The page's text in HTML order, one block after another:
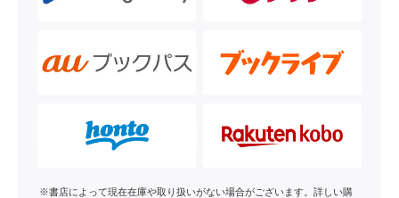
※書店によって現在在庫や取り扱いがない場合がございます。詳しい購